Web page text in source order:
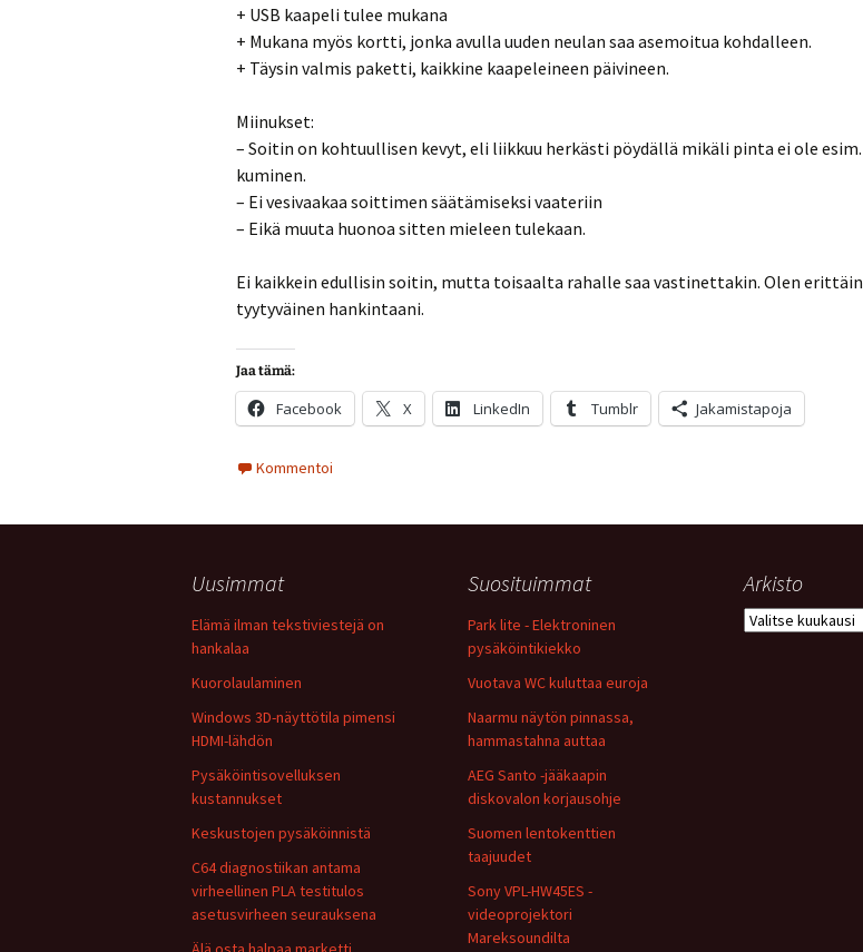
+ USB kaapeli tulee mukana
+ Mukana myös kortti, jonka avulla uuden neulan saa asemoitua kohdalleen.
+ Täysin valmis paketti, kaikkine kaapeleineen päivineen.
Miinukset:
– Soitin on kohtuullisen kevyt, eli liikkuu herkästi pöydällä mikäli pinta ei ole esim.
kuminen.
– Ei vesivaakaa soittimen säätämiseksi vaateriin
– Eikä muuta huonoa sitten mieleen tulekaan.
Ei kaikkein edullisin soitin, mutta toisaalta rahalle saa vastinettakin. Olen erittäin
tyytyväinen hankintaani.
Jaa tämä:
Facebook X LinkedIn Tumblr Jakamistapoja
Kommentoi
Uusimmat
Elämä ilman tekstiviestejä on
hankalaa
Kuorolaulaminen
Windows 3D-näyttötila pimensi
HDMI-lähdön
Pysäköintisovelluksen
kustannukset
Keskustojen pysäköinnistä
C64 diagnostiikan antama
virheellinen PLA testitulos
asetusvirheen seurauksena
Suosituimmat
Park lite - Elektroninen
pysäköintikiekko
Vuotava WC kuluttaa euroja
Naarmu näytön pinnassa,
hammastahna auttaa
AEG Santo -jääkaapin
diskovalon korjausohje
Suomen lentokenttien
taajuudet
Sony VPL-HW45ES -
videoprojektori
Mareksoundilta
Arkisto
Arkisto